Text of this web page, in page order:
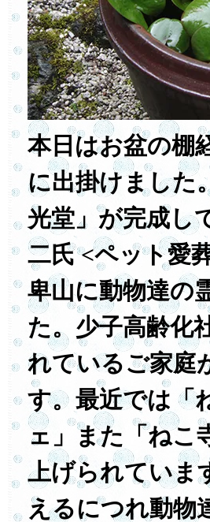
本日はお盆の棚
に出掛けました
光堂」が完成し
二氏 <ペット愛
卑山に動物達の
た。少子高齢化
れているご家庭
す。最近では「
ェ」また「ねこ
上げられていま
えるにつれ動物